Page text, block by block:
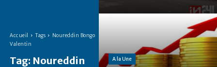
Accueil Tags
Noureddin Bongo
Valentin
Tag: Noureddin
A la Une